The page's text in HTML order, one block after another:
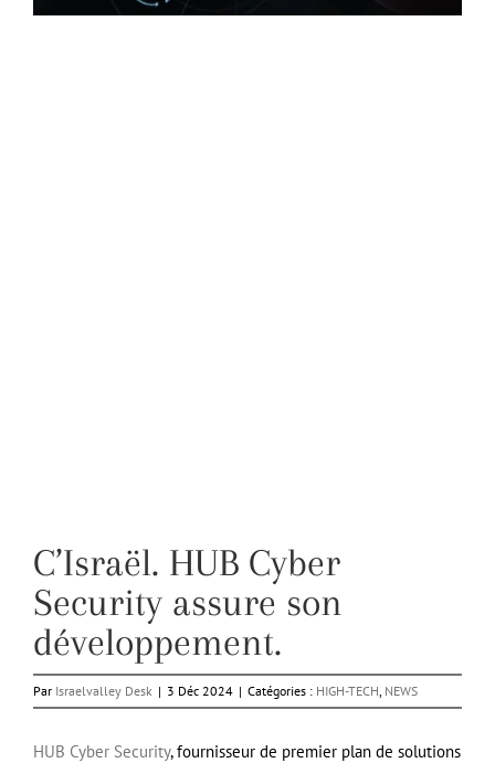
C’Israël. HUB Cyber
Security assure son
développement.
Par Israelvalley Desk | 3 Déc 2024 | Catégories : HIGH-TECH NEWS
HUB Cyber Security, fournisseur de premier plan de solutions